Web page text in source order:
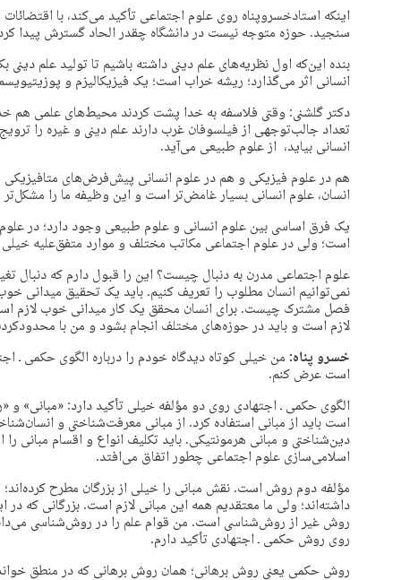
اینکه استادخسروپناه روی علوم اجتماعی تأکید می‌کند، با
سنجید. حوزه متوجه نیست در دانشگاه چقدر الحاد گسترش پیدا
بنده این‌که اول نظریه‌های علم دینی داشته باشیم تا تولید علم
انسانی اثر می‌گذارد؛ ریشه خراب است؛ یک فیزیکالیزم و
دکتر گلشنی: وقتی فلاسفه به خدا پشت کردند محیط‌های علمی هم
تعداد جالب‌توجهی از فیلسوفان غرب دارند علم دینی و غیره را
انسانی بیاید، از علوم طبیعی می‌آید.
هم در علوم فیزیکی و هم در علوم انسانی پیش‌فرض‌های متافیزیکی
انسان، علوم انسانی بسیار غامض‌تر است و این وظیفه ما را
یک فرق اساسی بین علوم انسانی و علوم طبیعی وجود دارد؛ در
است؛ ولی در علوم اجتماعی مکاتب مختلف و موارد متفق‌علیه
علوم اجتماعی مدرن به دنبال چیست؟ این را قبول دارم که دنبال
نمی‌توانیم انسان مطلوب را تعریف کنیم. باید یک تحقیق میدانی
فصل مشترک چیست. برای انسان محقق یک کار میدانی خوب لازم
لازم است و باید در حوزه‌های مختلف انجام بشود و من با
خسرو پناه: من خیلی کوتاه دیدگاه خودم را درباره الگوی حکمی ـ
است عرض کنم.
الگوی حکمی ـ اجتهادی روی دو مؤلفه خیلی تأکید دارد: «مبانی»
است باید از مبانی استفاده کرد. از مبانی معرفت‌شناختی و
دین‌شناختی و مبانی هرمونتیکی. باید تکلیف انواع و اقسام مبانی
اسلامی‌سازی علوم اجتماعی چطور اتفاق می‌افتد.
مؤلفه دوم روش است. نقش مبانی را خیلی از بزرگان مطرح کرده‌اند؛
داشته‌اند؛ ولی ما معتقدیم همه این مبانی لازم است. بزرگانی که
روش غیر از روش‌شناسی است. من قوام علم را در روش‌شناسی
روی روش حکمی ـ اجتهادی تأکید دارم.
روش حکمی یعنی روش برهانی؛ همان روش برهانی که در منطق